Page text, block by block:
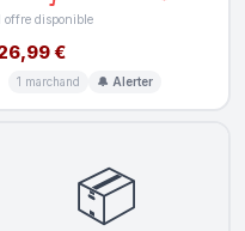
offre disponible
€
1 marchand 🔔 Alerter
📦